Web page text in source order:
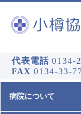
代表電話 0134-
FAX 0134-33-
病院について